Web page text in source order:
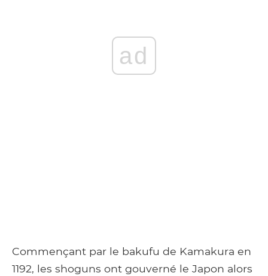
ad
Commençant par le bakufu de Kamakura en
1192, les shoguns ont gouverné le Japon alors